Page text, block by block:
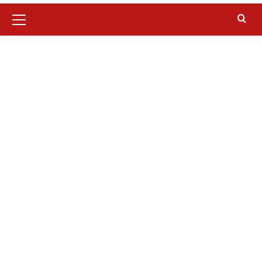
principale